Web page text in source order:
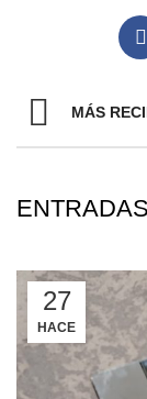
MÁS
27
HACE